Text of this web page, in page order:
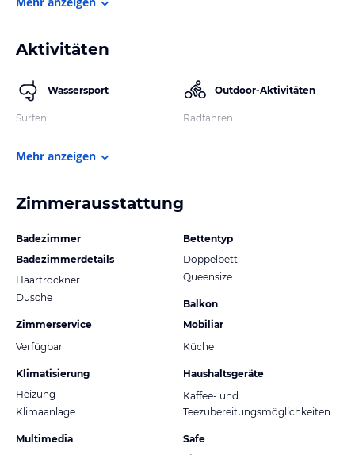
Aktivitäten
Wassersport
Surfen
Outdoor-Aktivitäten
Radfahren
Mehr anzeigen
Zimmerausstattung
Badezimmer
Badezimmerdetails
Haartrockner
Dusche
Zimmerservice
Verfügbar
Klimatisierung
Heizung
Klimaanlage
Multimedia
Bettentyp
Doppelbett
Queensize
Balkon
Mobiliar
Küche
Haushaltsgeräte
Kaffee- und
Teezubereitungsmöglichkeiten
Safe